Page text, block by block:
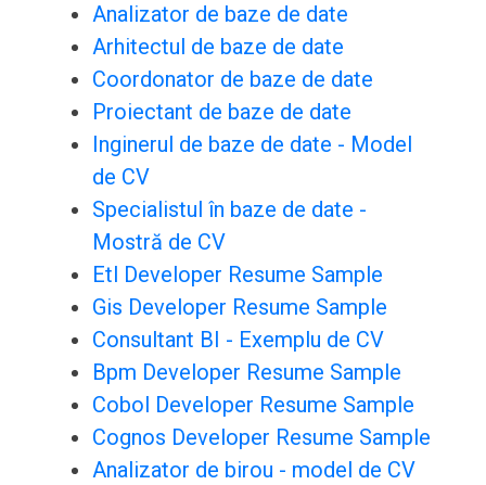
Analizator de baze de date
Arhitectul de baze de date
Coordonator de baze de date
Proiectant de baze de date
Inginerul de baze de date - Model
de CV
Specialistul în baze de date -
Mostră de CV
Etl Developer Resume Sample
Gis Developer Resume Sample
Consultant BI - Exemplu de CV
Bpm Developer Resume Sample
Cobol Developer Resume Sample
Cognos Developer Resume Sample
Analizator de birou - model de CV